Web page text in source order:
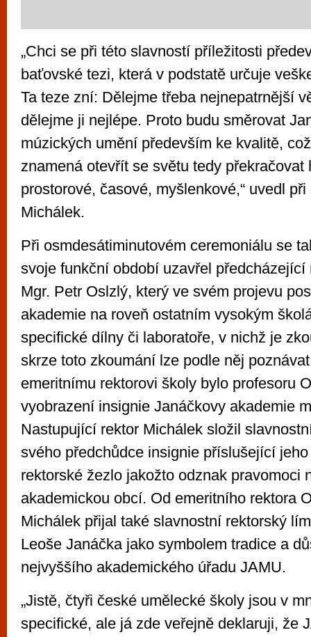
„Chci se při této slavností příležitosti
baťovské tezi, která v podstatě určuje
Ta teze zní: Dělejme třeba nejnepatrnější
dělejme ji nejlépe. Proto budu směrovat
múzických umění především ke kvalitě,
znamená otevřít se světu tedy překračovat
prostorové, časové, myšlenkové,“ uvedl
Michálek.
Při osmdesátiminutovém ceremoniálu se
svoje funkční období uzavřel předcházející
Mgr. Petr Oslzlý, který ve svém projevu
akademie na roveň ostatním vysokým
specifické dílny či laboratoře, v nichž je
skrze toto zkoumání lze podle něj
emeritnímu rektorovi školy bylo profesoru
vyobrazení insignie Janáčkovy akademie
Nastupující rektor Michálek složil
svého předchůdce insignie příslušející
rektorské žezlo jakožto odznak pravomoci
akademickou obcí. Od emeritního rektora
Michálek přijal také slavnostní rektorský
Leoše Janáčka jako symbolem tradice a
nejvyššího akademického úřadu JAMU.
„Jistě, čtyři české umělecké školy jsou v
specifické, ale já zde veřejně deklaruji, že